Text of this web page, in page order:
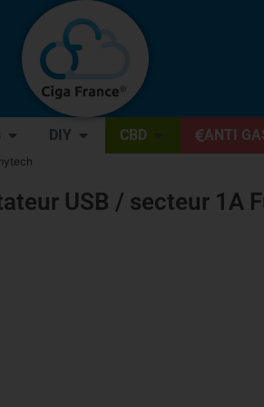
DIY CBD ANTI
USB / secteur 1A